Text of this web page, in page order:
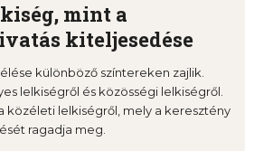
mint a
kiteljesedése
különböző színtereken zajlik.
lelkiségről és közösségi lelkiségről.
közéleti lelkiségről, mely a keresztény
ragadja meg.